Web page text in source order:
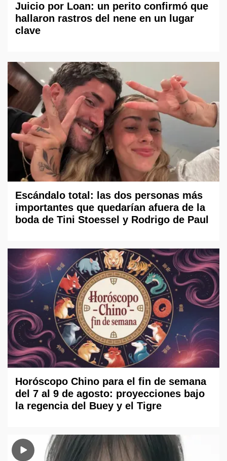
Juicio por Loan: un perito confirmó que
hallaron rastros del nene en un lugar
clave
Escándalo total: las dos personas más
importantes que quedarían afuera de la
boda de Tini Stoessel y Rodrigo de Paul
Horóscopo Chino para el fin de semana
del 7 al 9 de agosto: proyecciones bajo
la regencia del Buey y el Tigre